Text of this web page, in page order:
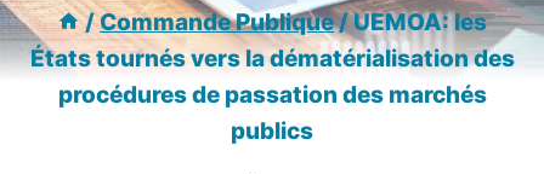
/Commande Publique/UEMOA: les
États tournés vers la dématérialisation des
procédures de passation des marchés
publics